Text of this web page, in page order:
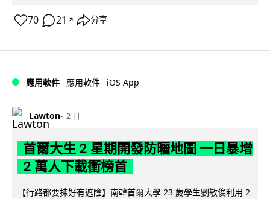
70 21 ↗ 分享
應用軟件 應用軟件 iOS App
Lawton 2 日
首爾大生 2 星期開發防曬地圖 一日暴增
2 萬人下載衝榜首
【行路都要揀好有遮陰】南韓首爾大學 23 歲學生劉敏俊利用 2